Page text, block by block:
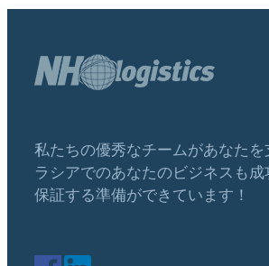
私たちの優秀なチームがあなた
ラシアでのあなたのビジネスも
保証する準備ができています！